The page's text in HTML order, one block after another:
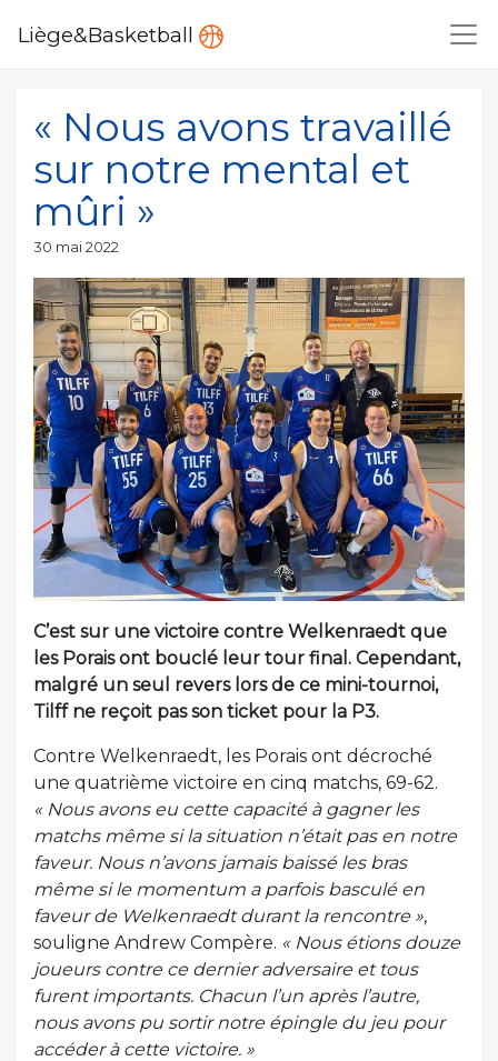
Liège&Basketball
« Nous avons travaillé
sur notre mental et
mûri »
Publié
30 mai 2022
C’est sur une victoire contre Welkenraedt que
les Porais ont bouclé leur tour final. Cependant,
malgré un seul revers lors de ce mini-tournoi,
Tilff ne reçoit pas son ticket pour la P3.
Contre Welkenraedt, les Porais ont décroché
une quatrième victoire en cinq matchs, 69-62.
« Nous avons eu cette capacité à gagner les
matchs même si la situation n’était pas en notre
faveur. Nous n’avons jamais baissé les bras
même si le momentum a parfois basculé en
faveur de Welkenraedt durant la rencontre »,
souligne Andrew Compère. « Nous étions douze
joueurs contre ce dernier adversaire et tous
furent importants. Chacun l’un après l’autre,
nous avons pu sortir notre épingle du jeu pour
accéder à cette victoire. »